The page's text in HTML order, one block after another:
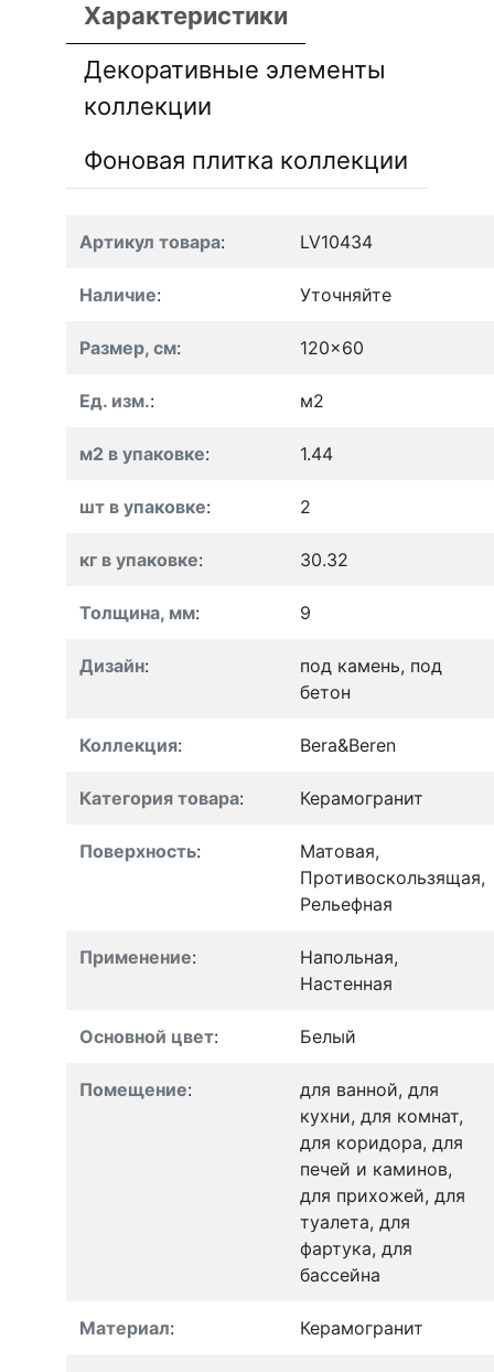
Характеристики
Декоративные элементы
коллекции
Фоновая плитка коллекции
Артикул товара: LV10434
Наличие: Уточняйте
Размер, см: 120x60
Ед. изм.: м2
м2 в упаковке: 1.44
шт в упаковке: 2
кг в упаковке: 30.32
Толщина, мм: 9
Дизайн:
под камень, под
бетон
Коллекция: Bera&Beren
Категория товара: Керамогранит
Поверхность:
Матовая,
Противоскользящая,
Рельефная
Применение:
Напольная,
Настенная
Основной цвет: Белый
Помещение:
для ванной, для
кухни, для комнат,
для коридора, для
печей и каминов,
для прихожей, для
туалета, для
фартука, для
бассейна
Материал: Керамогранит